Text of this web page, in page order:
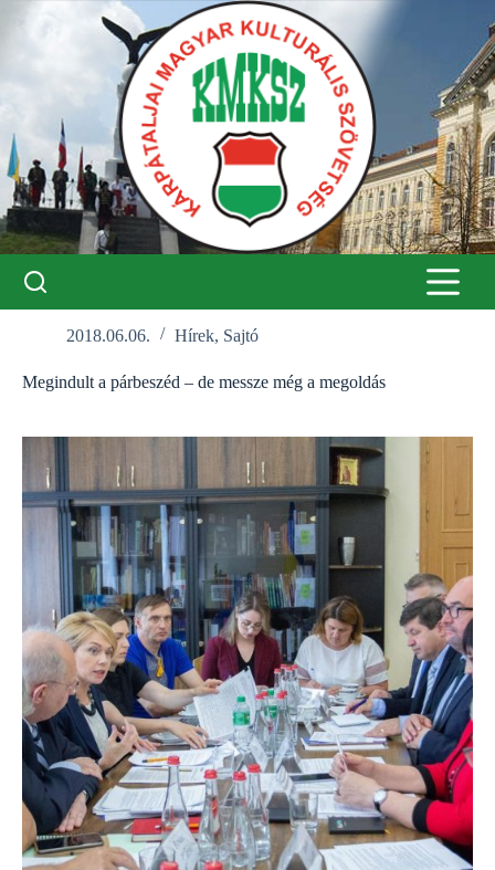
2018.06.06. Hírek, Sajtó
Megindult a párbeszéd – de messze még a megoldás